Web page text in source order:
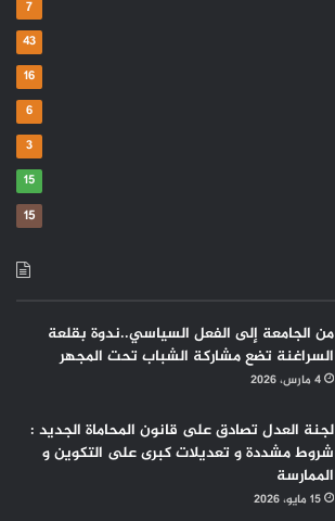
7
43
16
6
3
15
15
من الجامعة إلى الفعل السياسي..ندوة بقلعة
السراغنة تضع مشاركة الشباب تحت المجهر
4 مارس، 2026
لجنة العدل تصادق على قانون المحاماة الجديد :
شروط مشددة و تعديلات كبرى على التكوين و
الممارسة
15 مايو، 2026